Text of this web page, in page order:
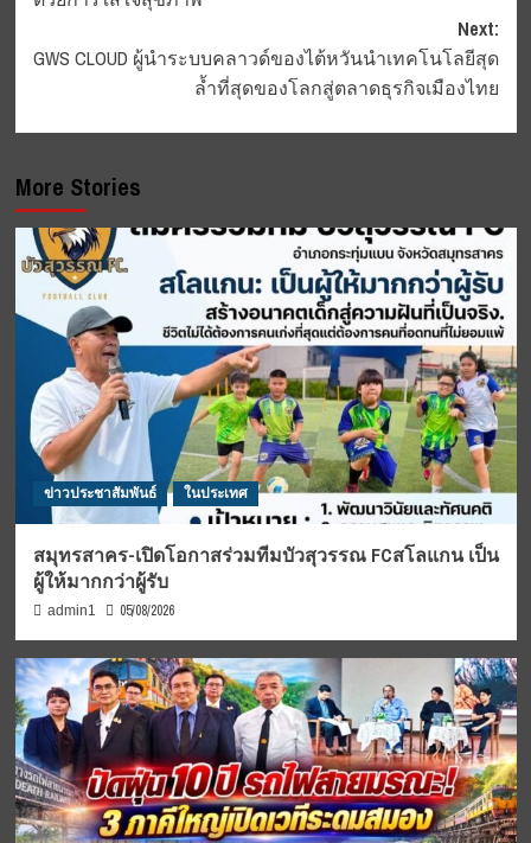
Next:
GWS CLOUD ผู้นำระบบคลาวด์ของไต้หวันนำเทคโนโลยีสุด
ล้ำที่สุดของโลกสู่ตลาดธุรกิจเมืองไทย
More Stories
ข่าวประชาสัมพันธ์ ในประเทศ
สมุทรสาคร-เปิดโอกาสร่วมทีมบัวสุวรรณ FCสโลแกน เป็น
ผู้ให้มากกว่าผู้รับ
admin1 05/08/2026